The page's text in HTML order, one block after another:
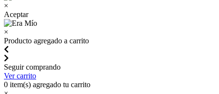
×
Aceptar
×
Producto agregado a carrito
Seguir comprando
Ver carrito
0 item(s) agregado tu carrito